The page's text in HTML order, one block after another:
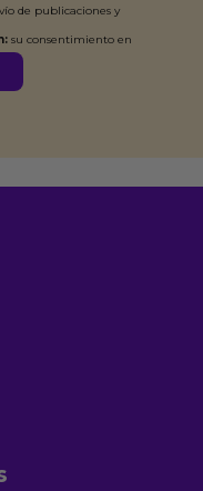
de publicaciones y
su consentimiento en
Podrás ejercer tus